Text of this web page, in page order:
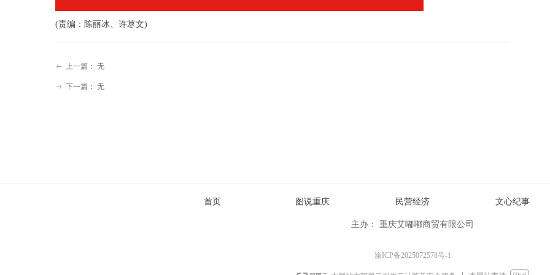
(责编：陈丽冰、许荩文)
ꂃ 上一篇： 无
ꁹ 下一篇： 无
主办： 重庆艾嘟嘟商贸有限公司
首页 图说重庆 民营经济 文心纪事
渝ICP备2025072578号-1